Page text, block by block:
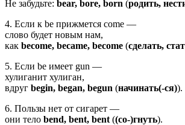
Не забудьте: bear, bore, born (родить,
4. Если к be прижмется come —
слово будет новым нам,
как become, became, become (сделать,
5. Если be имеет gun —
хулиганит хулиган,
вдруг begin, began, begun (начинать(-ся)).
6. Пользы нет от сигарет —
они тело bend, bent, bent ((со-)гнуть).